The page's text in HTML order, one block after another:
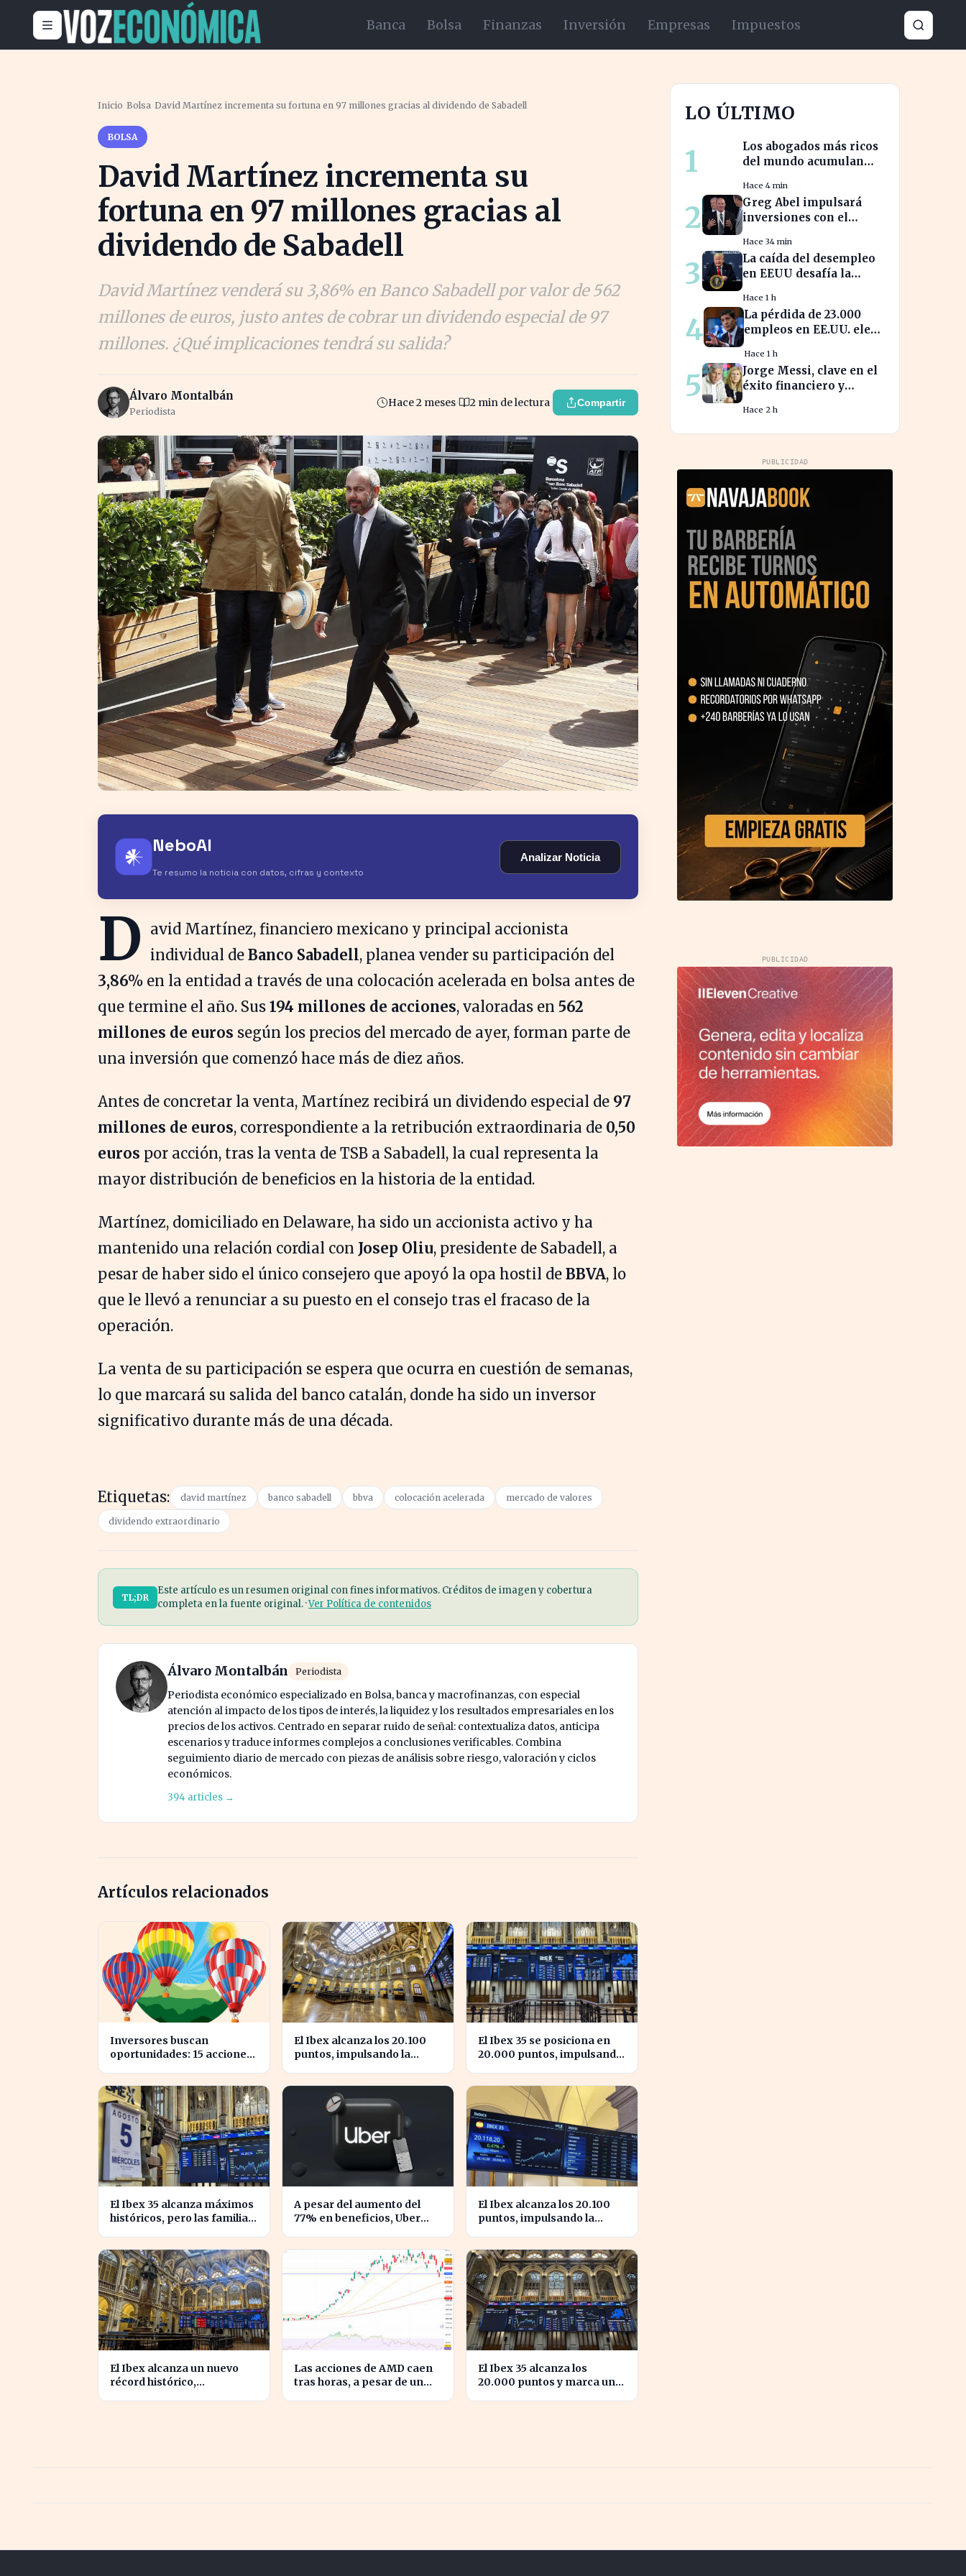
Banca Bolsa Finanzas Inversión Empresas Impuestos
Inicio ›Bolsa›David Martínez incrementa su fortuna en 97 millones gracias al dividendo de Sabadell
BOLSA
David Martínez incrementa su
fortuna en 97 millones gracias al
dividendo de Sabadell
David Martínez venderá su 3,86% en Banco Sabadell por valor de 562
millones de euros, justo antes de cobrar un dividendo especial de 97
millones. ¿Qué implicaciones tendrá su salida?
Álvaro Montalbán
Periodista
Hace 2 meses 2 min de lectura Compartir
𒀭 NeboAI
Te resumo la noticia con datos, cifras y contexto
Analizar Noticia
D avid Martínez, financiero mexicano y principal accionista
individual de Banco Sabadell, planea vender su participación del
3,86% en la entidad a través de una colocación acelerada en bolsa antes de
que termine el año. Sus 194 millones de acciones, valoradas en 562
millones de euros según los precios del mercado de ayer, forman parte de
una inversión que comenzó hace más de diez años.
Antes de concretar la venta, Martínez recibirá un dividendo especial de 97
millones de euros, correspondiente a la retribución extraordinaria de 0,50
euros por acción, tras la venta de TSB a Sabadell, la cual representa la
mayor distribución de beneficios en la historia de la entidad.
Martínez, domiciliado en Delaware, ha sido un accionista activo y ha
mantenido una relación cordial con Josep Oliu, presidente de Sabadell, a
pesar de haber sido el único consejero que apoyó la opa hostil de BBVA, lo
que le llevó a renunciar a su puesto en el consejo tras el fracaso de la
operación.
La venta de su participación se espera que ocurra en cuestión de semanas,
lo que marcará su salida del banco catalán, donde ha sido un inversor
significativo durante más de una década.
Etiquetas: david martínez banco sabadell bbva colocación acelerada mercado de valores
dividendo extraordinario
TL;DR
Este artículo es un resumen original con fines informativos. Créditos de imagen y cobertura
completa en la fuente original. ·Ver Política de contenidos
Álvaro Montalbán Periodista
Periodista económico especializado en Bolsa, banca y macrofinanzas, con especial
atención al impacto de los tipos de interés, la liquidez y los resultados empresariales en los
precios de los activos. Centrado en separar ruido de señal: contextualiza datos, anticipa
escenarios y traduce informes complejos a conclusiones verificables. Combina
seguimiento diario de mercado con piezas de análisis sobre riesgo, valoración y ciclos
económicos.
394 articles →
Artículos relacionados
Inversores buscan
oportunidades: 15 acciones
El Ibex alcanza los 20.100
puntos, impulsando la
El Ibex 35 se posiciona en
20.000 puntos, impulsando
El Ibex 35 alcanza máximos
históricos, pero las familias
A pesar del aumento del
77% en beneficios, Uber
El Ibex alcanza los 20.100
puntos, impulsando la
El Ibex alcanza un nuevo
récord histórico,
Las acciones de AMD caen
tras horas, a pesar de un
El Ibex 35 alcanza los
20.000 puntos y marca un
LO ÚLTIMO
1
Los abogados más ricos
del mundo acumulan
costa de sus clientes
Hace 4 min
2
Greg Abel impulsará
inversiones con el
Warren Buffett
Hace 34 min
3
La caída del desempleo
en EEUU desafía la
empleos en julio
Hace 1 h
4
La pérdida de 23.000
empleos en EE.UU. eleva
para actuar
Hace 1 h
5
Jorge Messi, clave en el
éxito financiero y
Messi en la actualidad
Hace 2 h
PUBLICIDAD
PUBLICIDAD